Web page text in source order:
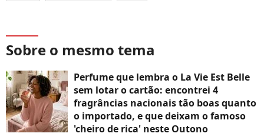
Sobre o mesmo tema
Perfume que lembra o La Vie Est Belle
sem lotar o cartão: encontrei 4
fragrâncias nacionais tão boas quanto
o importado, e que deixam o famoso
'cheiro de rica' neste Outono